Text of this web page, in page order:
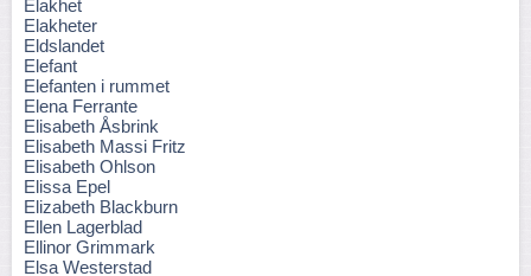
Elakhet
Elakheter
Eldslandet
Elefant
Elefanten i rummet
Elena Ferrante
Elisabeth Åsbrink
Elisabeth Massi Fritz
Elisabeth Ohlson
Elissa Epel
Elizabeth Blackburn
Ellen Lagerblad
Ellinor Grimmark
Elsa Westerstad